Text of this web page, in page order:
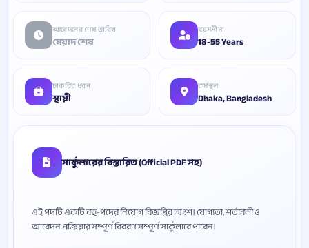
আবেদনের শেষ তারিখ
মেয়াদ শেষ
বয়সসীমা
18-55 Years
চাকরির ধরন
স্থায়ী
কর্মস্থল
Dhaka, Bangladesh
সার্কুলারের বিস্তারিত (Official PDF সহ)
এই পদটি একটি বহু-পদের নিয়োগ বিজ্ঞপ্তির অংশ। যোগ্যতা, শর্তাবলী ও